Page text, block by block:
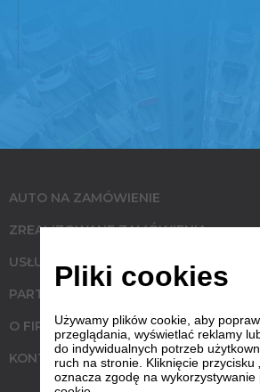
AUTO NA ZAMÓWIENIE
ZREALIZOWANE ZAMÓWIENIA
USŁUGI
PARTNERZY
O FIRMIE
KONTAKT
Pliki cookies
Używamy plików cookie, aby
przeglądania, wyświetlać reklamy
do indywidualnych potrzeb
ruch na stronie. Kliknięcie przycisku
oznacza zgodę na wykorzystywanie